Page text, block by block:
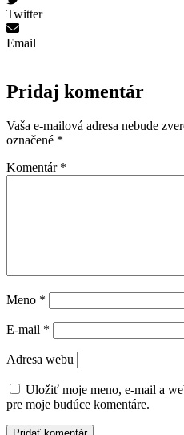
Twitter
Email
Pridaj komentár
Vaša e-mailová adresa nebude
označené *
Komentár *
Meno *
E-mail *
Adresa webu
Uložiť moje meno, e-mail a
pre moje budúce komentáre.